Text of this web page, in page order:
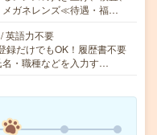
メガネレンズ≪待遇・福…
英語力不要
だけでもOK！履歴書不要
・職種などを入力す…